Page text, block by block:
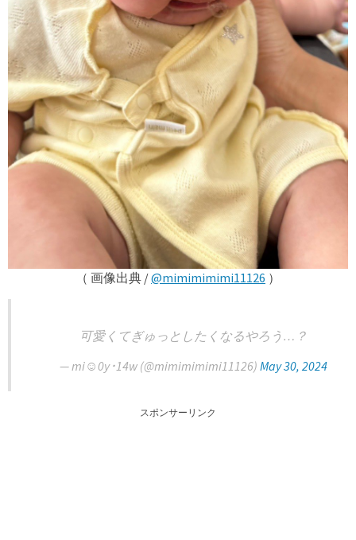
（ 画像出典 /@mimimimimi11126 ）
可愛くてぎゅっとしたくなるやろう…？
— mi☺︎0y･14w (@mimimimimi11126) May 30, 2024
スポンサーリンク